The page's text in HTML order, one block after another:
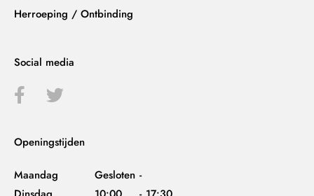
Herroeping / Ontbinding
Social media
Openingstijden
Maandag Gesloten -